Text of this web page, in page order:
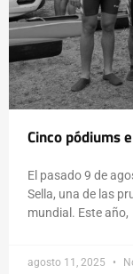
Cinco pódiums
El pasado 9 de
Sella, una de las
mundial. Este año,
agosto 11, 2025